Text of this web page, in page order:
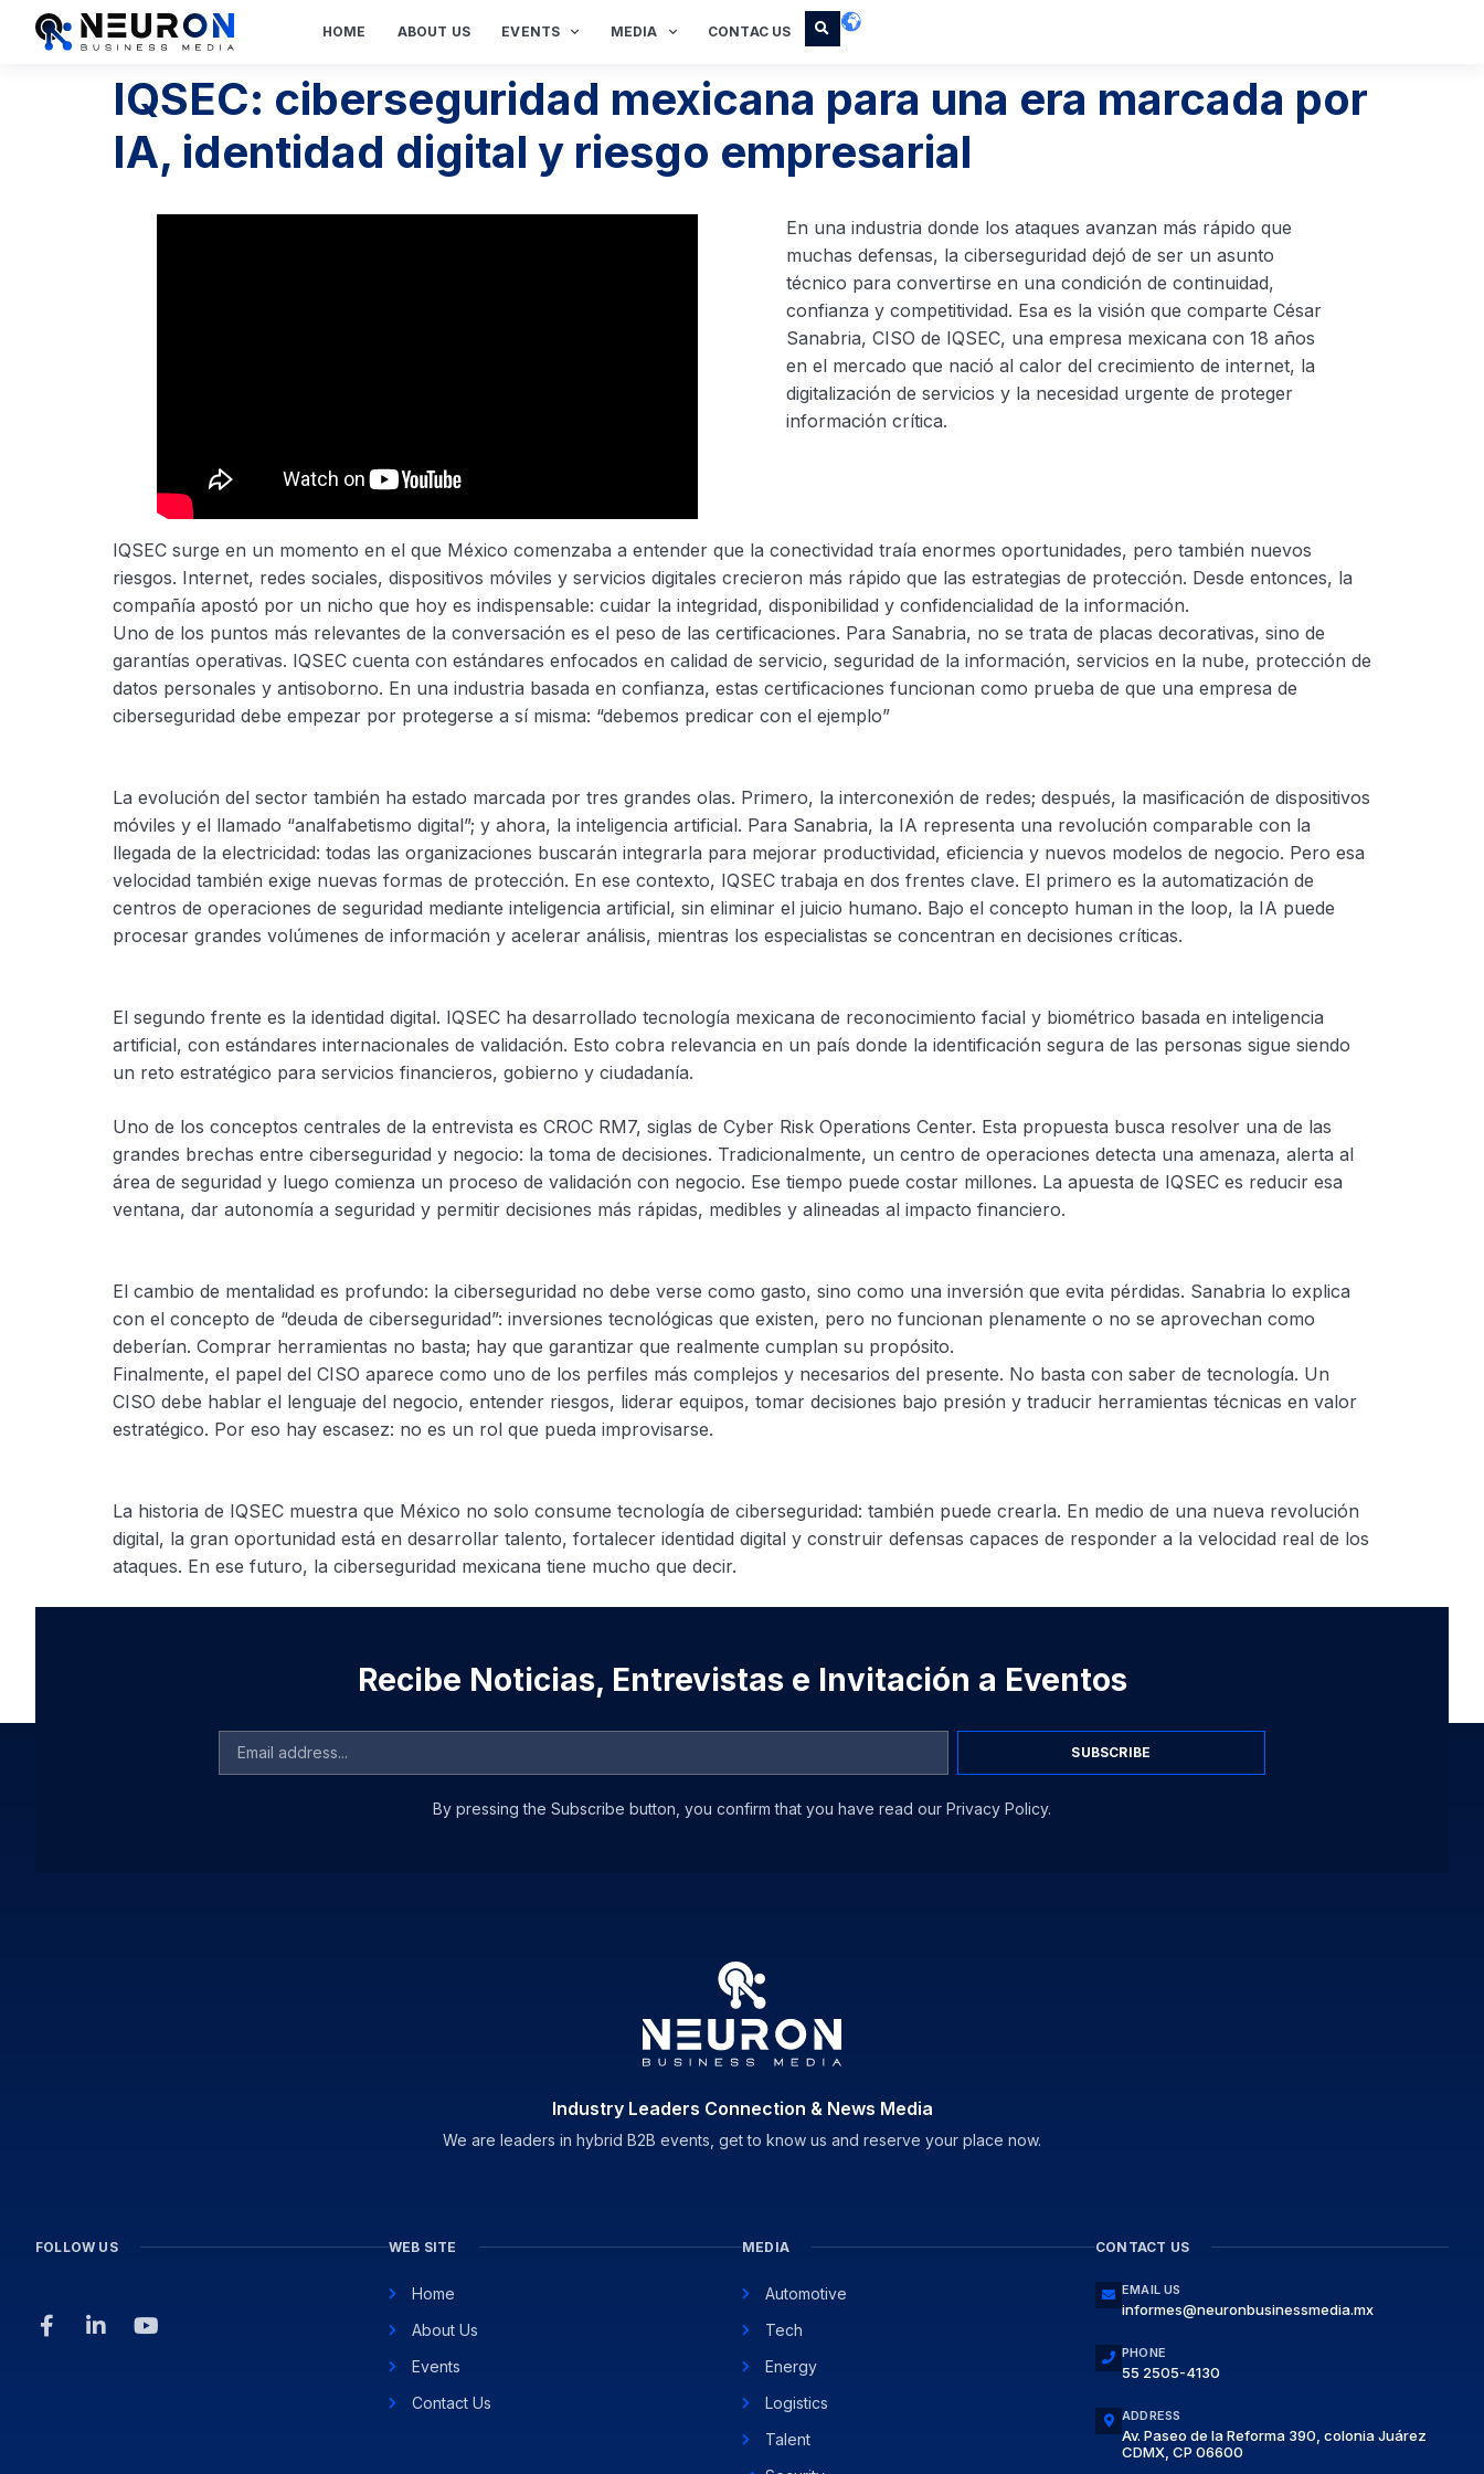
HOME ABOUT US EVENTS MEDIA CONTAC US
IQSEC: ciberseguridad mexicana para una era marcada por
IA, identidad digital y riesgo empresarial
En una industria donde los ataques avanzan más rápido que
muchas defensas, la ciberseguridad dejó de ser un asunto
técnico para convertirse en una condición de continuidad,
confianza y competitividad. Esa es la visión que comparte César
Sanabria, CISO de IQSEC, una empresa mexicana con 18 años
en el mercado que nació al calor del crecimiento de internet, la
digitalización de servicios y la necesidad urgente de proteger
información crítica.
IQSEC surge en un momento en el que México comenzaba a entender que la conectividad traía enormes oportunidades, pero también nuevos
riesgos. Internet, redes sociales, dispositivos móviles y servicios digitales crecieron más rápido que las estrategias de protección. Desde entonces, la
compañía apostó por un nicho que hoy es indispensable: cuidar la integridad, disponibilidad y confidencialidad de la información.
Uno de los puntos más relevantes de la conversación es el peso de las certificaciones. Para Sanabria, no se trata de placas decorativas, sino de
garantías operativas. IQSEC cuenta con estándares enfocados en calidad de servicio, seguridad de la información, servicios en la nube, protección de
datos personales y antisoborno. En una industria basada en confianza, estas certificaciones funcionan como prueba de que una empresa de
ciberseguridad debe empezar por protegerse a sí misma: “debemos predicar con el ejemplo”
La evolución del sector también ha estado marcada por tres grandes olas. Primero, la interconexión de redes; después, la masificación de dispositivos
móviles y el llamado “analfabetismo digital”; y ahora, la inteligencia artificial. Para Sanabria, la IA representa una revolución comparable con la
llegada de la electricidad: todas las organizaciones buscarán integrarla para mejorar productividad, eficiencia y nuevos modelos de negocio. Pero esa
velocidad también exige nuevas formas de protección. En ese contexto, IQSEC trabaja en dos frentes clave. El primero es la automatización de
centros de operaciones de seguridad mediante inteligencia artificial, sin eliminar el juicio humano. Bajo el concepto human in the loop, la IA puede
procesar grandes volúmenes de información y acelerar análisis, mientras los especialistas se concentran en decisiones críticas.
El segundo frente es la identidad digital. IQSEC ha desarrollado tecnología mexicana de reconocimiento facial y biométrico basada en inteligencia
artificial, con estándares internacionales de validación. Esto cobra relevancia en un país donde la identificación segura de las personas sigue siendo
un reto estratégico para servicios financieros, gobierno y ciudadanía.
Uno de los conceptos centrales de la entrevista es CROC RM7, siglas de Cyber Risk Operations Center. Esta propuesta busca resolver una de las
grandes brechas entre ciberseguridad y negocio: la toma de decisiones. Tradicionalmente, un centro de operaciones detecta una amenaza, alerta al
área de seguridad y luego comienza un proceso de validación con negocio. Ese tiempo puede costar millones. La apuesta de IQSEC es reducir esa
ventana, dar autonomía a seguridad y permitir decisiones más rápidas, medibles y alineadas al impacto financiero.
El cambio de mentalidad es profundo: la ciberseguridad no debe verse como gasto, sino como una inversión que evita pérdidas. Sanabria lo explica
con el concepto de “deuda de ciberseguridad”: inversiones tecnológicas que existen, pero no funcionan plenamente o no se aprovechan como
deberían. Comprar herramientas no basta; hay que garantizar que realmente cumplan su propósito.
Finalmente, el papel del CISO aparece como uno de los perfiles más complejos y necesarios del presente. No basta con saber de tecnología. Un
CISO debe hablar el lenguaje del negocio, entender riesgos, liderar equipos, tomar decisiones bajo presión y traducir herramientas técnicas en valor
estratégico. Por eso hay escasez: no es un rol que pueda improvisarse.
La historia de IQSEC muestra que México no solo consume tecnología de ciberseguridad: también puede crearla. En medio de una nueva revolución
digital, la gran oportunidad está en desarrollar talento, fortalecer identidad digital y construir defensas capaces de responder a la velocidad real de los
ataques. En ese futuro, la ciberseguridad mexicana tiene mucho que decir.
Recibe Noticias, Entrevistas e Invitación a Eventos
SUBSCRIBE
By pressing the Subscribe button, you confirm that you have read our Privacy Policy.
Industry Leaders Connection & News Media
We are leaders in hybrid B2B events, get to know us and reserve your place now.
FOLLOW US WEB SITE
Home
About Us
Events
Contact Us
MEDIA
Automotive
Tech
Energy
Logistics
Talent
CONTACT US
EMAIL US
informes@neuronbusinessmedia.mx
PHONE
55 2505-4130
ADDRESS
Av. Paseo de la Reforma 390, colonia Juárez
CDMX, CP 06600